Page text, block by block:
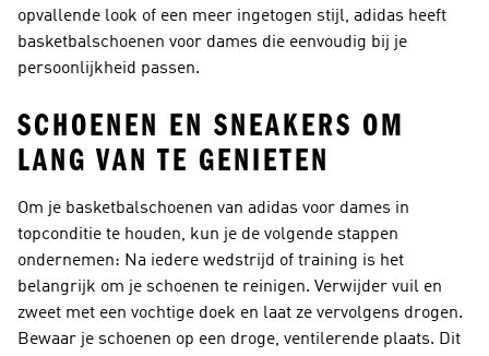
opvallende look of een meer ingetogen stijl, adidas heeft
basketbalschoenen voor dames die eenvoudig bij je
persoonlijkheid passen.
SCHOENEN EN SNEAKERS OM
LANG VAN TE GENIETEN
Om je basketbalschoenen van adidas voor dames in
topconditie te houden, kun je de volgende stappen
ondernemen: Na iedere wedstrijd of training is het
belangrijk om je schoenen te reinigen. Verwijder vuil en
zweet met een vochtige doek en laat ze vervolgens drogen.
Bewaar je schoenen op een droge, ventilerende plaats. Dit